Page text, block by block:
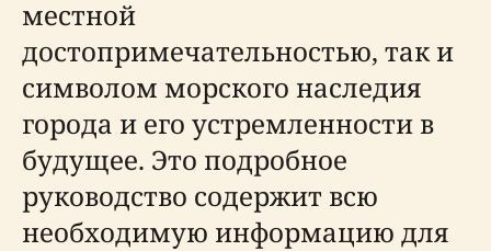
местной
достопримечательностью, так и
символом морского наследия
города и его устремленности в
будущее. Это подробное
руководство содержит всю
необходимую информацию для